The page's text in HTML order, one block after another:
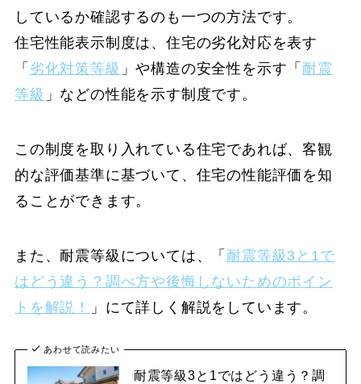
しているか確認するのも一つの方法です。
住宅性能表示制度は、住宅の劣化対応を表す
「 劣化対策等級 」や構造の安全性を示す「 耐震
等級 」などの性能を示す制度です。
この制度を取り入れている住宅であれば、客観
的な評価基準に基づいて、住宅の性能評価を知
ることができます。
また、耐震等級については、「 耐震等級3と1で
はどう違う？調べ方や後悔しないためのポイン
トを解説！
」にて詳しく解説をしています。
あわせて読みたい
耐震等級3と1ではどう違う？調